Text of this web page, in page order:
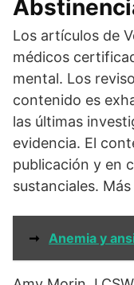
Los artículos de
médicos
mental. Los
contenido es
las últimas
evidencia. El
publicación y en
sustanciales.
➞ Anemia y